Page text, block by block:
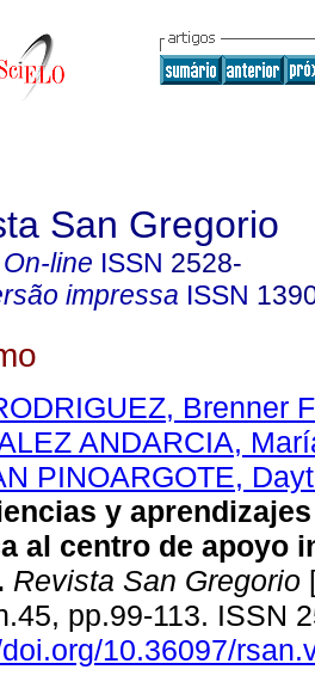
San Gregorio
line ISSN 2528-
impressa ISSN
Brenner
ANDARCIA,
PINOARGOTE,
y
al centro de apoyo
Revista San Gregorio
pp.99-113. ISSN
10.36097/